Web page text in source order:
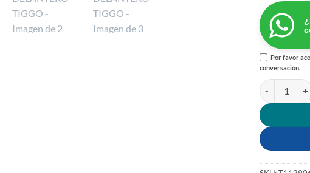
Por favor
conversación.
MUÑECO